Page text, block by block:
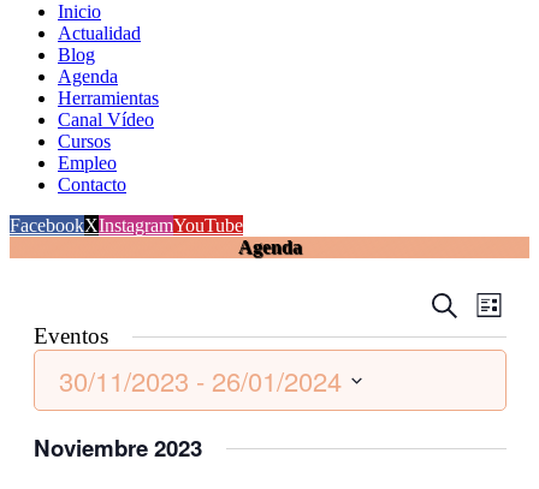
Inicio
Actualidad
Blog
Agenda
Herramientas
Canal Vídeo
Cursos
Empleo
Contacto
FacebookXInstagramYouTube
Agenda
de
Buscar
vistas
Lista
Eventos
30/11/2023 - 26/01/2024
Seleccionar
fecha.
Noviembre 2023